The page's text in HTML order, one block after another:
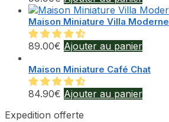
Maison Miniature Villa Moderne
89.00€ Ajouter au panier
Maison Miniature Café Chat
84.90€ Ajouter au panier
Expedition offerte